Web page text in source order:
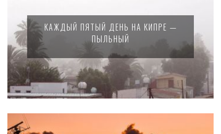
КАЖДЫЙ ПЯТЫЙ ДЕНЬ НА КИПРЕ —
ПЫЛЬНЫЙ